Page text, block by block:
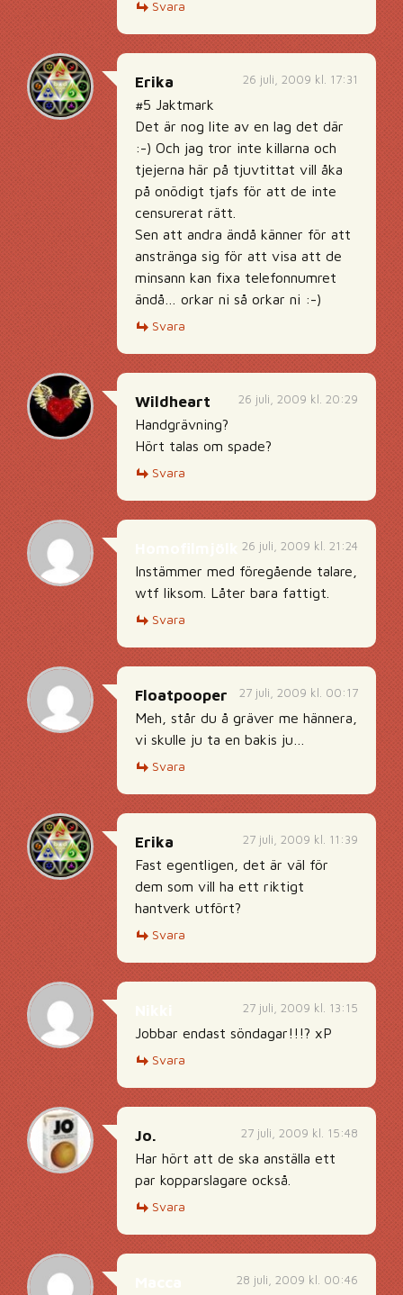
Svara
26 juli, 2009 kl. 17:31
Erika
#5 Jaktmark
Det är nog lite av en lag det där
:-) Och jag tror inte killarna och
tjejerna här på tjuvtittat vill åka
på onödigt tjafs för att de inte
censurerat rätt.
Sen att andra ändå känner för att
anstränga sig för att visa att de
minsann kan fixa telefonnumret
ändå… orkar ni så orkar ni :-)
Svara
26 juli, 2009 kl. 20:29
Wildheart
Handgrävning?
Hört talas om spade?
Svara
26 juli, 2009 kl. 21:24
Instämmer med föregående talare,
wtf liksom. Låter bara fattigt.
Svara
27 juli, 2009 kl. 00:17
Floatpooper
Meh, står du å gräver me hännera,
vi skulle ju ta en bakis ju…
Svara
27 juli, 2009 kl. 11:39
Erika
Fast egentligen, det är väl för
dem som vill ha ett riktigt
hantverk utfört?
Svara
27 juli, 2009 kl. 13:15
Jobbar endast söndagar!!!? xP
Svara
27 juli, 2009 kl. 15:48
Jo.
Har hört att de ska anställa ett
par kopparslagare också.
Svara
28 juli, 2009 kl. 00:46